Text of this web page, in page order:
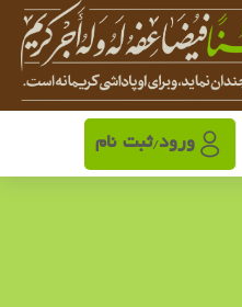
ورود/ثبت نام